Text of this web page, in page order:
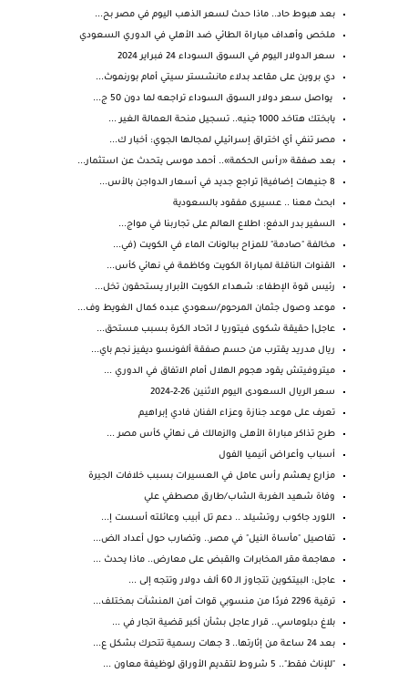
بعد هبوط حاد.. ماذا حدث لسعر الذهب اليوم في مصر بح...
ملخص وأهداف مباراة الطائي ضد الأهلي في الدوري السعودي
سعر الدولار اليوم في السوق السوداء 24 فبراير 2024
دي بروين على مقاعد بدلاء مانشستر سيتي أمام بورنموث...
يواصل سعر دولار السوق السوداء تراجعه لما دون 50 ج...
يابختك هتاخد 1000 جنيه.. تسجيل منحة العمالة الغير ...
مصر تنفي أي اختراق إسرائيلي لمجالها الجوي: أخبار ك...
بعد صفقة «رأس الحكمة».. أحمد موسى يتحدث عن استثمار...
8 جنيهات إضافية| تراجع جديد في أسعار الدواجن بالأس...
ابحث معنا .. عسيرى مفقود بالسعودية
السفير بدر الدفع: اطلاع العالم على تجاربنا في مواج...
مخالفة "صادمة" للمزاح ببالونات الماء في الكويت (في...
القنوات الناقلة لمباراة الكويت وكاظمة في نهائي كأس...
رئيس قوة الإطفاء: شهداء الكويت الأبرار يستحقون تخل...
موعد وصول جثمان المرحوم/سعودي عبده كمال الغويط وف...
عاجل| حقيقة شكوى فيتوريا لـ اتحاد الكرة بسبب مستحق...
ريال مدريد يقترب من حسم صفقة ألفونسو ديفيز نجم باي...
ميتروفيتش يقود هجوم الهلال أمام الاتفاق في الدوري ...
سعر الريال السعودى اليوم الاثنين 26-2-2024
تعرف على موعد جنازة وعزاء الفنان فادي إبراهيم
طرح تذاكر مباراة الأهلى والزمالك فى نهائي كأس مصر ...
أسباب وأعراض أنيميا الفول
مزارع يهشم رأس عامل في العسيرات بسبب خلافات الجيرة
وفاة شهيد الغربة الشاب/طارق مصطفي علي
اللورد جاكوب روتشيلد .. دعم تل أبيب وعائلته أسست إ...
تفاصيل "مأساة النيل" في مصر.. وتضارب حول أعداد الض...
مهاجمة مقر المخابرات والقبض على معارض.. ماذا يحدث ...
عاجل: البيتكوين تتجاوز الـ 60 ألف دولار وتتجه إلى ...
ترقية 2296 فردًا من منسوبي قوات أمن المنشآت بمختلف...
بلاغ دبلوماسي.. قرار عاجل بشأن أكبر قضية اتجار في ...
بعد 24 ساعة من إثارتها.. 3 جهات رسمية تتحرك بشكل ع...
"للإناث فقط".. 5 شروط لتقديم الأوراق لوظيفة معاون ...